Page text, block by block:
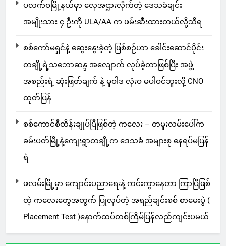
ပလက်ဝမြို့နယ်မှာ လှေအဌားလိုက်တဲ့ ဒေသခံချင်း
အမျိုးသား ၄ ဦးကို ULA/AA က ဖမ်းဆီးထားတယ်လို့သိရ
စစ်ကော်မရှင်နဲ့ ဆွေးနွေးခဲ့တဲ့ ဖြစ်စဉ်ဟာ ခေါင်းဆောင်ပိုင်း
တချို့ရဲ့သဘောဆန္ဒ အလျောက် လုပ်ခဲ့တာဖြစ်ပြီး အဖွဲ့
အစည်းရဲ့ ဆုံးဖြတ်ချက် နဲ့ မူဝါဒ လုံးဝ မပါဝင်ဘူးလို့ CNO
ထုတ်ပြန်
စစ်ကောင်စီထိန်းချုပ်ပြီဖြစ်တဲ့ ကလေး – တမူးလမ်းပေါ်က
ခမ်းပတ်မြို့နဲ့ကျေးရွာတချို့က ဒေသခံ အများစု နေရပ်မပြန်
ရဲ
ဖလမ်းမြို့မှာ ကျောင်းပညာရေးနဲ့ ကင်းကွာနေတာ ကြာပြီဖြစ်
တဲ့ ကလေးတွေအတွက် ပြုလုပ်တဲ့ အရည်ချင်းစစ် စာမေးပွဲ (
Placement Test )နောက်ထပ်တစ်ကြိမ်ပြန်လည်ကျင်းပမယ်